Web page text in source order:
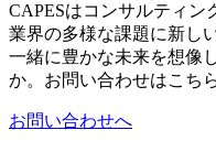
CAPESはコンサルティン
業界の多様な課題に新し
一緒に豊かな未来を想像
か。お問い合わせはこち
お問い合わせへ